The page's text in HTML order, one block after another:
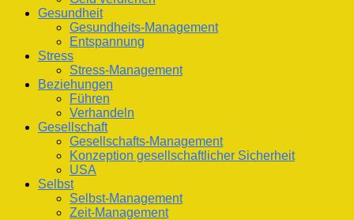
Gesundheit
Gesundheits-Management
Entspannung
Stress
Stress-Management
Beziehungen
Führen
Verhandeln
Gesellschaft
Gesellschafts-Management
Konzeption gesellschaftlicher Sicherheit
USA
Selbst
Selbst-Management
Zeit-Management